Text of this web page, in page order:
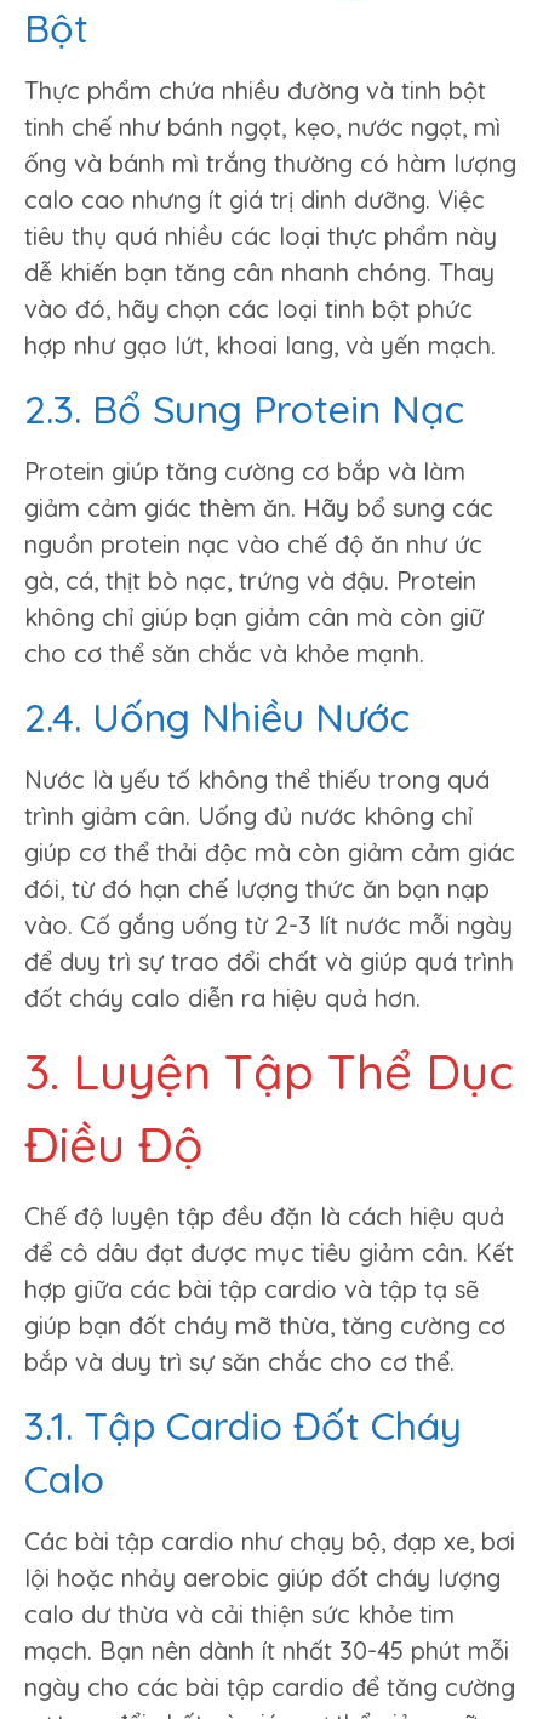
Bột
Thực phẩm chứa nhiều đường và tinh bột
tinh chế như bánh ngọt, kẹo, nước ngọt, mì
ống và bánh mì trắng thường có hàm lượng
calo cao nhưng ít giá trị dinh dưỡng. Việc
tiêu thụ quá nhiều các loại thực phẩm này
dễ khiến bạn tăng cân nhanh chóng. Thay
vào đó, hãy chọn các loại tinh bột phức
hợp như gạo lứt, khoai lang, và yến mạch.
2.3. Bổ Sung Protein Nạc
Protein giúp tăng cường cơ bắp và làm
giảm cảm giác thèm ăn. Hãy bổ sung các
nguồn protein nạc vào chế độ ăn như ức
gà, cá, thịt bò nạc, trứng và đậu. Protein
không chỉ giúp bạn giảm cân mà còn giữ
cho cơ thể săn chắc và khỏe mạnh.
2.4. Uống Nhiều Nước
Nước là yếu tố không thể thiếu trong quá
trình giảm cân. Uống đủ nước không chỉ
giúp cơ thể thải độc mà còn giảm cảm giác
đói, từ đó hạn chế lượng thức ăn bạn nạp
vào. Cố gắng uống từ 2-3 lít nước mỗi ngày
để duy trì sự trao đổi chất và giúp quá trình
đốt cháy calo diễn ra hiệu quả hơn.
3. Luyện Tập Thể Dục
Điều Độ
Chế độ luyện tập đều đặn là cách hiệu quả
để cô dâu đạt được mục tiêu giảm cân. Kết
hợp giữa các bài tập cardio và tập tạ sẽ
giúp bạn đốt cháy mỡ thừa, tăng cường cơ
bắp và duy trì sự săn chắc cho cơ thể.
3.1. Tập Cardio Đốt Cháy
Calo
Các bài tập cardio như chạy bộ, đạp xe, bơi
lội hoặc nhảy aerobic giúp đốt cháy lượng
calo dư thừa và cải thiện sức khỏe tim
mạch. Bạn nên dành ít nhất 30-45 phút mỗi
ngày cho các bài tập cardio để tăng cường